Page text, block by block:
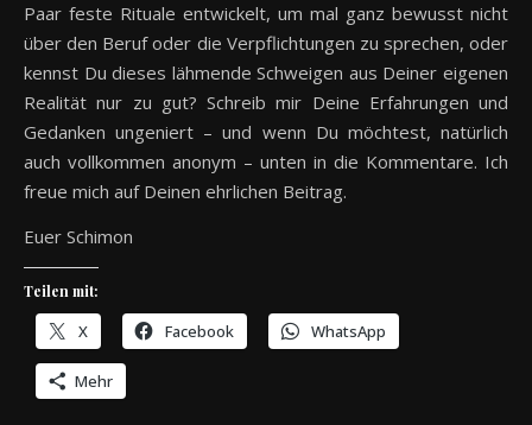
Paar feste Rituale entwickelt, um mal ganz bewusst nicht
über den Beruf oder die Verpflichtungen zu sprechen, oder
kennst Du dieses lähmende Schweigen aus Deiner eigenen
Realität nur zu gut? Schreib mir Deine Erfahrungen und
Gedanken ungeniert – und wenn Du möchtest, natürlich
auch vollkommen anonym – unten in die Kommentare. Ich
freue mich auf Deinen ehrlichen Beitrag.
Euer Schimon
Teilen mit:
X Facebook WhatsApp
Mehr